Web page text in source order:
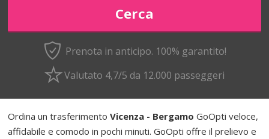
Prenota in anticipo. 100% garantito!
Valutato 4,7/5 da 12.000 passeggeri
Ordina un trasferimentoVicenza - Bergamo GoOpti veloce,
affidabile e comodo in pochi minuti. GoOpti offre il prelievo e